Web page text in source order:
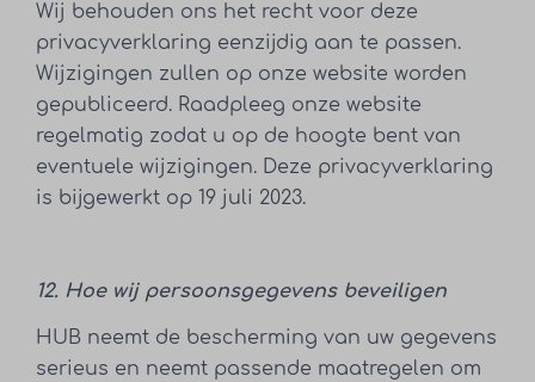
Wij behouden ons het recht voor deze
privacyverklaring eenzijdig aan te passen.
Wijzigingen zullen op onze website worden
gepubliceerd. Raadpleeg onze website
regelmatig zodat u op de hoogte bent van
eventuele wijzigingen. Deze privacyverklaring
is bijgewerkt op 19 juli 2023.
12. Hoe wij persoonsgegevens beveiligen
HUB neemt de bescherming van uw gegevens
serieus en neemt passende maatregelen om